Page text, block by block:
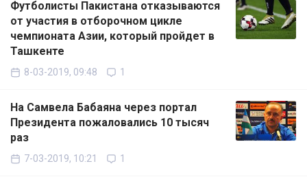
Футболисты Пакистана отказываются
от участия в отборочном цикле
чемпионата Азии, который пройдет в
Ташкенте
8-03-2019, 09:48 1
На Самвела Бабаяна через портал
Президента пожаловались 10 тысяч
раз
7-03-2019, 10:21 1